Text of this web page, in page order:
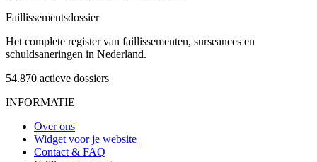
Faillissementsdossier
Het complete register van faillissementen, surseances en
schuldsaneringen in Nederland.
54.870 actieve dossiers
INFORMATIE
Over ons
Widget voor je website
Contact & FAQ